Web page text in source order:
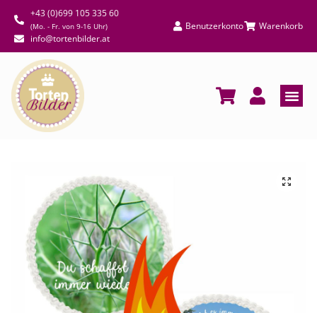
+43 (0)699 105 335 60
(Mo. - Fr. von 9-16 Uhr)
info@tortenbilder.at
Benutzerkonto Warenkorb